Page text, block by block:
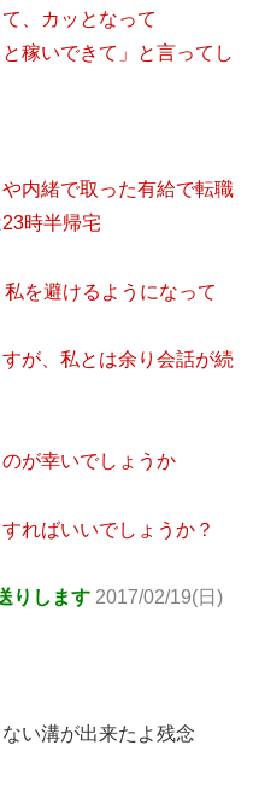
、カッとなって
稼いできて」と言ってし
内緒で取った有給で転職
時半帰宅
を避けるようになって
が、私とは余り会話が続
が幸いでしょうか
ればいいでしょうか？
りします 2017/02/19(日)
い溝が出来たよ残念